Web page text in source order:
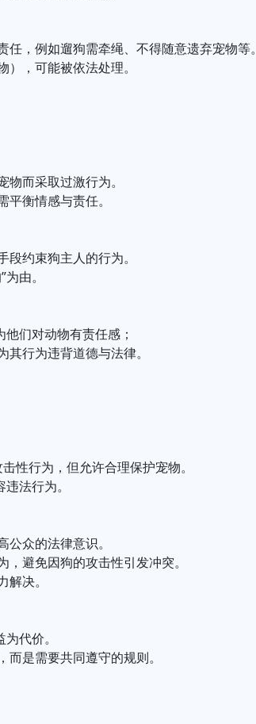
，例如遛狗需牵绳、不得随意遗弃宠物等。
，可能被依法处理。
而采取过激行为。
衡情感与责任。
约束狗主人的行为。
由。
们对动物有责任感；
行为违背道德与法律。
性行为，但允许合理保护宠物。
法行为。
众的法律意识。
避免因狗的攻击性引发冲突。
决。
代价。
是需要共同遵守的规则。